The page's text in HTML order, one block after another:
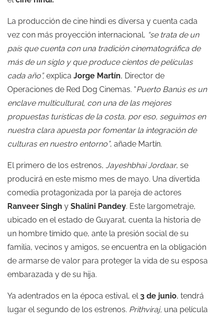
La producción de cine hindi es diversa y cuenta cada
vez con más proyección internacional, “se trata de un
país que cuenta con una tradición cinematográfica de
más de un siglo y que produce cientos de películas
cada año”, explica Jorge Martín, Director de
Operaciones de Red Dog Cinemas. “Puerto Banús es un
enclave multicultural, con una de las mejores
propuestas turísticas de la costa, por eso, seguimos en
nuestra clara apuesta por fomentar la integración de
culturas en nuestro entorno”, añade Martín.
El primero de los estrenos, Jayeshbhai Jordaar, se
producirá en este mismo mes de mayo. Una divertida
comedia protagonizada por la pareja de actores
Ranveer Singh y Shalini Pandey. Este largometraje,
ubicado en el estado de Guyarat, cuenta la historia de
un hombre tímido que, ante la presión social de su
familia, vecinos y amigos, se encuentra en la obligación
de armarse de valor para proteger la vida de su esposa
embarazada y de su hija.
Ya adentrados en la época estival, el3 de junio, tendrá
lugar el segundo de los estrenos. Prithviraj, una película